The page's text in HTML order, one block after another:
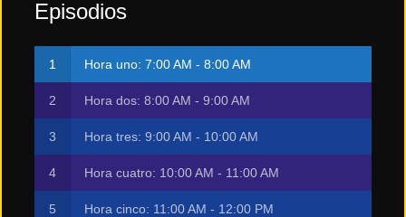
Episodios
Hora uno: 7:00 AM - 8:00 AM
Hora dos: 8:00 AM - 9:00 AM
Hora tres: 9:00 AM - 10:00 AM
Hora cuatro: 10:00 AM - 11:00 AM
Hora cinco: 11:00 AM - 12:00 PM